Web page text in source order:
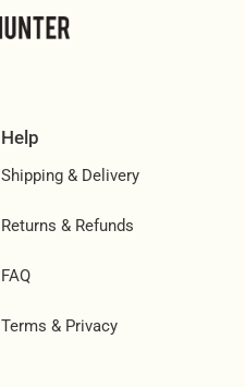
Help
Shipping & Delivery
Returns & Refunds
FAQ
Terms & Privacy